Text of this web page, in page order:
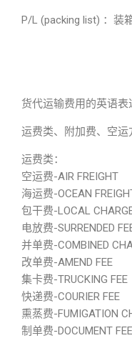
P/L (packing list) ：装
货代运输费用的英语表
运费类、附加费、空
运费类：
空运费-AIR FREIGHT
海运费-OCEAN
包干费-LOCAL
电放费-SURRENDED
并单费-COMBINED
改单费-AMEND FEE
集卡费-TRUCKING FEE
快递费-COURIER FEE
熏蒸费-FUMIGATION
制单费-DOCUMENT FEE